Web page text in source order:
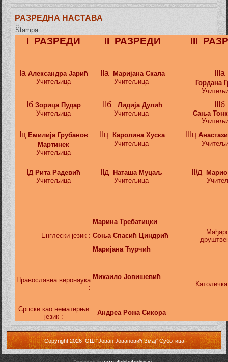
РАЗРЕДНА НАСТАВА
Štampa
I РАЗРЕДИ II РАЗРЕДИ III
Iа Александра Јарић
Учитељица
IIа
Маријана Скала
Учитељица
IIIа
Гордана
Iб Зорица Пудар
Учитељица
IIб
Лидија Дулић
Учитељица
IIIб
Сања
Iц Емилија Грубанов
Мартинек
Учитељица
IIц
Каролина Хуска
Учитељица
IIIц
Iд Рита Радевић
Учитељица
IIд
Наташа Муцаљ
Учитељица
Iд
Енглески језик :
Марина Требатицки
Соња Спасић Циндрић
Маријана Ћурчић
Православна веронаука
:
Михаило Јовишевић
Српски као нематерњи
језик :
Андреа Рожа Сикора
Copyright 2026 ОШ "Јован Јовановић Змај" Суботица